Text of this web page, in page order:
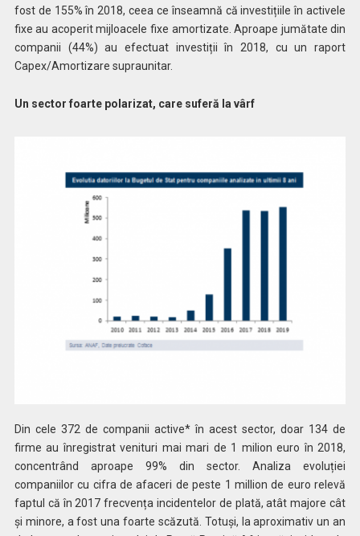
fost de 155% în 2018, ceea ce înseamnă că investițiile în activele
fixe au acoperit mijloacele fixe amortizate. Aproape jumătate din
companii (44%) au efectuat investiții în 2018, cu un raport
Capex/Amortizare supraunitar.
Un sector foarte polarizat, care suferă la vârf
Din cele 372 de companii active* în acest sector, doar 134 de
firme au înregistrat venituri mai mari de 1 milion euro în 2018,
concentrând aproape 99% din sector. Analiza evoluției
companiilor cu cifra de afaceri de peste 1 million de euro relevă
faptul că în 2017 frecvența incidentelor de plată, atât majore cât
și minore, a fost una foarte scăzută. Totuși, la aproximativ un an